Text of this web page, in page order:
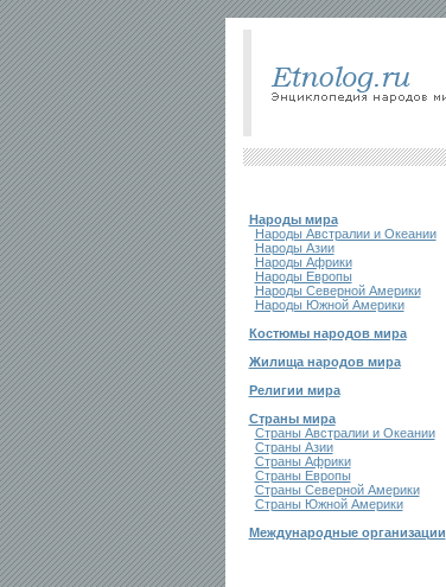
Народы мира
Народы Австралии и Океании
Народы Азии
Народы Африки
Народы Европы
Народы Северной Америки
Народы Южной Америки
Костюмы народов мира
Жилища народов мира
Религии мира
Страны мира
Страны Австралии и Океании
Страны Азии
Страны Африки
Страны Европы
Страны Северной Америки
Страны Южной Америки
Международные организации